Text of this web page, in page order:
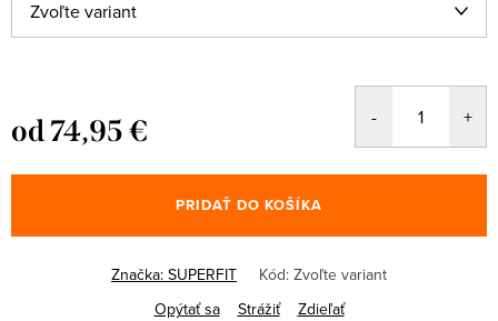
od74,95 €
cena:
PRIDAŤ DO KOŠÍKA
Značka: SUPERFIT Kód: Zvoľte variant
Opýtať sa
Strážiť Zdieľať